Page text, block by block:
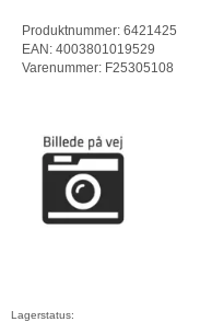
Produktnummer: 6421425
EAN: 4003801019529
Varenummer: F25305108
Lagerstatus: